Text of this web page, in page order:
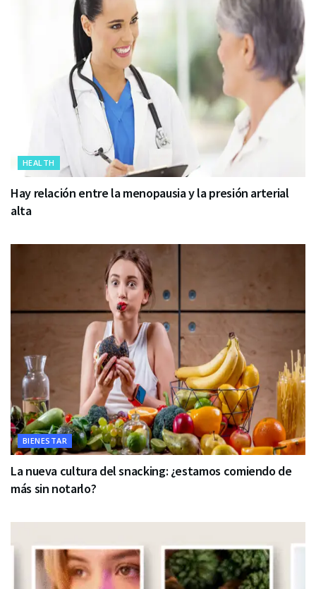
HEALTH
Hay relación entre la menopausia y la presión arterial
alta
BIENESTAR
La nueva cultura del snacking: ¿estamos comiendo de
más sin notarlo?